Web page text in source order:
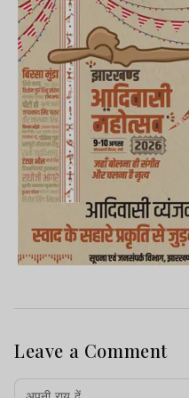
Leave a Comment